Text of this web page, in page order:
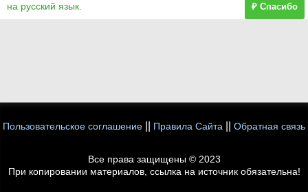
на русский язык.
₽ Спасибо
Пользовательское соглашение Правила Сайта Обратная связь
Все права защищены © 2023
При копировании материалов, ссылка на источник обязательна!